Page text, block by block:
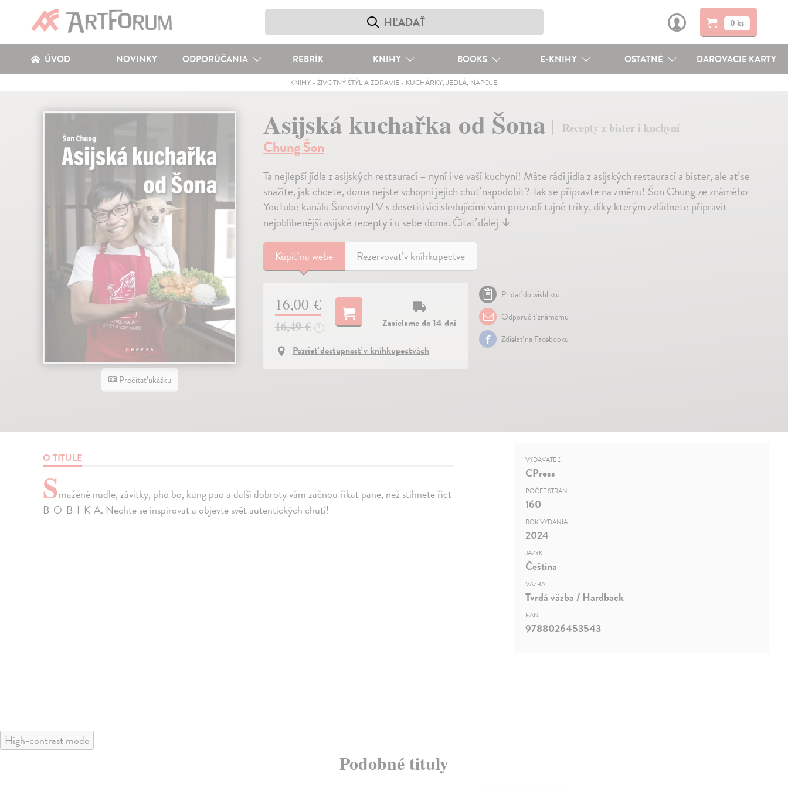
0 ks
ÚVOD NOVINKY ODPORÚČANIA REBRÍK KNIHY BOOKS E-KNIHY OSTATNÉ DAROVACIE KARTY
KNIHY -ŽIVOTNÝ ŠTÝL A ZDRAVIE - KUCHÁRKY, JEDLÁ, NÁPOJE
Prečítať ukážku
Asijská kuchařka od Šona Recepty z bister i kuchyní
Chung Šon
Ta nejlepší jídla z asijských restaurací – nyní i ve vaší kuchyni! Máte rádi jídla z asijských restaurací a bister, ale ať se
snažíte, jak chcete, doma nejste schopni jejich chuť napodobit? Tak se připravte na změnu! Šon Chung ze známého
YouTube kanálu ŠonovinyTV s desetitisíci sledujícími vám prozradí tajné triky, díky kterým zvládnete připravit
nejoblíbenější asijské recepty i u sebe doma.Čítať ďalej↓
Kúpiťna webe Rezervovať v kníhkupectve
16,00 €
16,49 € ?
Zasielame do 14 dní
Pozrieť dostupnosť v kníhkupectvách
Pridať do wishlistu
Odporučiť známemu
Zdielať na Facebooku
O TITULE
Smažené nudle, závitky, pho bo, kung pao a další dobroty vám začnou říkat pane, než stihnete říct
B-O-B-I-K-A. Nechte se inspirovat a objevte svět autentických chutí!
VYDAVATEĽ
CPress
POČET STRÁN
160
ROK VYDANIA
2024
JAZYK
Čeština
VÄZBA
Tvrdá väzba / Hardback
EAN
9788026453543
High-contrast mode
Podobné tituly